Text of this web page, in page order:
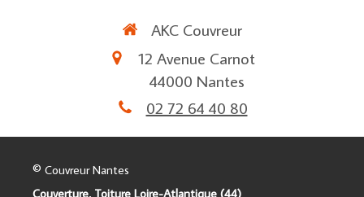
AKC Couvreur
12 Avenue Carnot
44000 Nantes
02 72 64 40 80
© Couvreur Nantes
Couverture, Toiture Loire-Atlantique (44)